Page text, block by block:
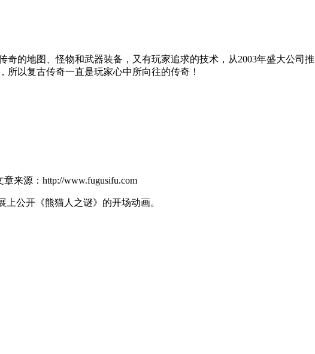
的地图、怪物和武器装备，又有玩家追求的技术，从2003年盛大公司
以复古传奇一直是玩家心中所向往的传奇！
来源：http://www.fugusifu.com
公开《熊猫人之谜》的开场动画。